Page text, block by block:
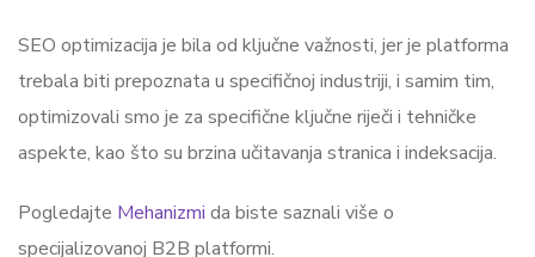
SEO optimizacija je bila od ključne važnosti, jer je platforma
trebala biti prepoznata u specifičnoj industriji, i samim tim,
optimizovali smo je za specifične ključne riječi i tehničke
aspekte, kao što su brzina učitavanja stranica i indeksacija.
Pogledajte Mehanizmi da biste saznali više o
specijalizovanoj B2B platformi.